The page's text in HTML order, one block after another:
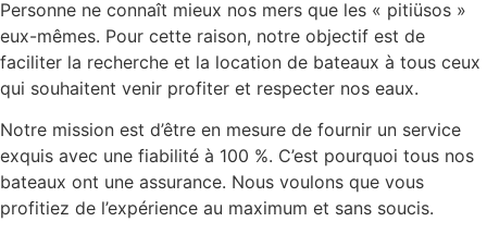
Personne ne connaît mieux nos mers que les « pitiüsos »
eux-mêmes. Pour cette raison, notre objectif est de
faciliter la recherche et la location de bateaux à tous ceux
qui souhaitent venir profiter et respecter nos eaux.
Notre mission est d’être en mesure de fournir un service
exquis avec une fiabilité à 100 %. C’est pourquoi tous nos
bateaux ont une assurance. Nous voulons que vous
profitiez de l’expérience au maximum et sans soucis.